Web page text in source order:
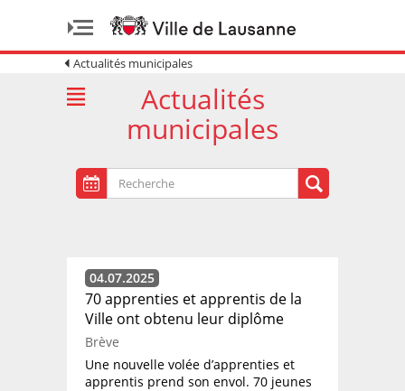
Actualités municipales
Actualités
municipales
04.07.2025
70 apprenties et apprentis de la
Ville ont obtenu leur diplôme
Brève
Une nouvelle volée d’apprenties et
apprentis prend son envol. 70 jeunes